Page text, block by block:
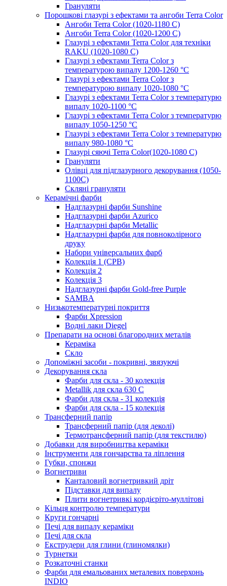
Грануляти
Порошкові глазурі з ефектами та ангоби Terra Color
Ангоби Terra Color (1020-1180 С)
Ангоби Terra Color (1020-1200 С)
Глазурі з ефектами Terra Color для техніки
RAKU (1020-1080 С)
Глазурі з ефектами Terra Color з
температурою випалу 1200-1260 °С
Глазурі з ефектами Terra Color з
температурою випалу 1020-1080 °С
Глазурі з ефектами Terra Color з температурю
випалу 1020-1100 °С
Глазурі з ефектами Terra Color з температурю
випалу 1050-1250 °С
Глазурі з ефектами Terra Color з температурю
випалу 980-1080 °С
Глазурі сяючі Terra Color(1020-1080 С)
Грануляти
Олівці для підглазурного декорування (1050-
1100С)
Скляні грануляти
Керамічні фарби
Надглазурні фарби Sunshine
Надглазурні фарби Azurico
Надглазурні фарби Metallic
Надглазурні фарби для повноколірного
друку
Набори універсальних фарб
Колекція 1 (CPB)
Колекція 2
Колекція 3
Надглазурні фарби Gold-free Purple
SAMBA
Низькотемпературні покриття
Фарби Xpression
Водні лаки Diegel
Препарати на основі благородних металів
Кераміка
Скло
Допоміжні засоби - покривні, звязуючі
Декорування скла
Фарби для скла - 30 колекція
Metallik для скла 630 С
Фарби для скла - 31 колекція
Фарби для скла - 15 колекція
Трансферний папір
Трансферний папір (для деколі)
Термотрансферний папір (для текстилю)
Добавки для виробництва кераміки
Інструменти для гончарства та ліплення
Губки, спонжи
Вогнетриви
Канталовий вогнетривкий дріт
Підставки для випалу
Плити вогнетривкі кордієріто-муллітові
Кільця контролю температури
Круги гончарні
Печі для випалу кераміки
Печі для скла
Екструдери для глини (глиномялки)
Турнетки
Розкаточні станки
Фарби для емальованих металевих поверхонь
INDIO